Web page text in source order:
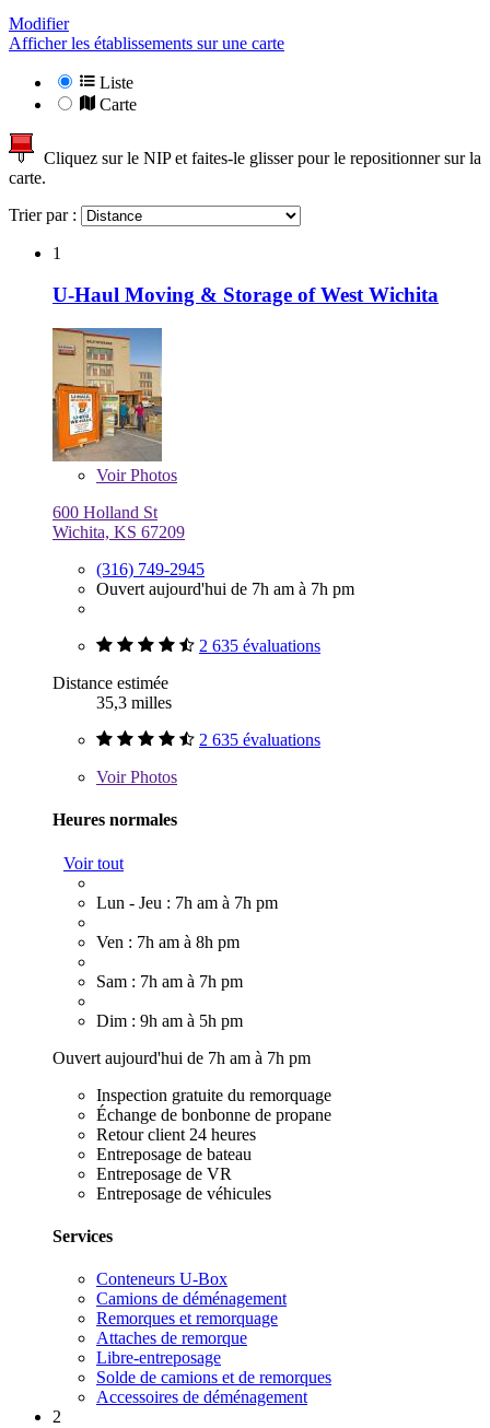
Modifier
Afficher les établissements sur une carte
Liste
Carte
Cliquez sur le NIP et faites-le glisser pour le repositionner sur la
carte.
Trier par :
1
U-Haul Moving & Storage of West Wichita
VoirPhotos
600 Holland St
Wichita, KS 67209
(316) 749-2945
Ouvert aujourd'hui de 7h am à 7h pm
2 635 évaluations
Distance estimée
35,3 milles
2 635 évaluations
VoirPhotos
Heures normales
Voir tout
Lun - Jeu : 7h am à 7h pm
Ven : 7h am à 8h pm
Sam : 7h am à 7h pm
Dim : 9h am à 5h pm
Ouvert aujourd'hui de 7h am à 7h pm
Inspection gratuite du remorquage
Échange de bonbonne de propane
Retour client 24 heures
Entreposage de bateau
Entreposage de VR
Entreposage de véhicules
Services
Conteneurs U-Box
Camions de déménagement
Remorques et remorquage
Attaches de remorque
Libre-entreposage
Solde de camions et de remorques
Accessoires de déménagement
2